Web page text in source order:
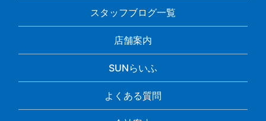
スタッフブログ一覧
店舗案内
SUNらいふ
よくある質問